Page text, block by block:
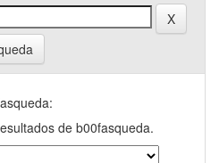
de b00fasqueda.